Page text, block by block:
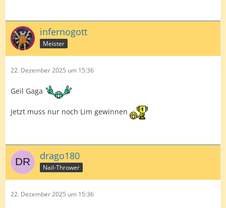
infernogott
Meister
22. Dezember 2025 um 15:36
Geil Gaga
Jetzt muss nur noch Lim gewinnen
drago180
Nail-Thrower
22. Dezember 2025 um 15:36